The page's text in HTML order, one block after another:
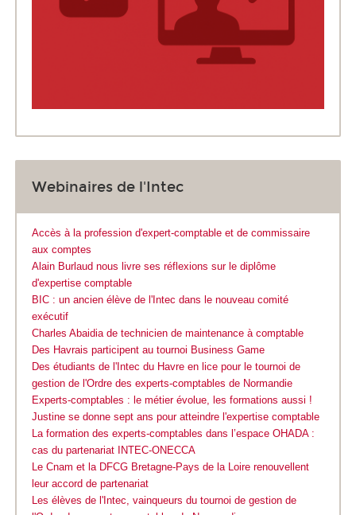
Webinaires de l'Intec
Accès à la profession d'expert-comptable et de commissaire
aux comptes
Alain Burlaud nous livre ses réflexions sur le diplôme
d'expertise comptable
BIC : un ancien élève de l'Intec dans le nouveau comité
exécutif
Charles Abaidia de technicien de maintenance à comptable
Des Havrais participent au tournoi Business Game
Des étudiants de l'Intec du Havre en lice pour le tournoi de
gestion de l'Ordre des experts-comptables de Normandie
Experts-comptables : le métier évolue, les formations aussi !
Justine se donne sept ans pour atteindre l'expertise comptable
La formation des experts-comptables dans l’espace OHADA :
cas du partenariat INTEC-ONECCA
Le Cnam et la DFCG Bretagne-Pays de la Loire renouvellent
leur accord de partenariat
Les élèves de l'Intec, vainqueurs du tournoi de gestion de